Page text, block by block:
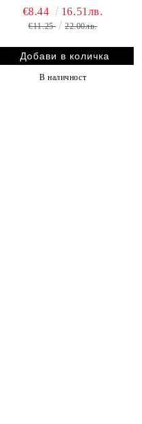
€8.44 16.51лв.
€11.25 22.00лв.
В наличност